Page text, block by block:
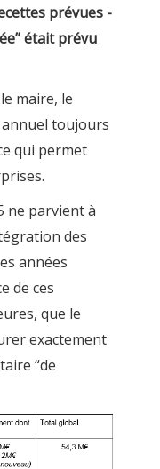
prévues -
était prévu
maire, le
toujours
qui permet
ne parvient à
des
années
de ces
que le
exactement
“de